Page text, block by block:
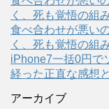
く、死も覚悟の組
食べ合わせが悪い
く、死も覚悟の組
iPhone7一括0円で
経った正直な感想
アーカイブ